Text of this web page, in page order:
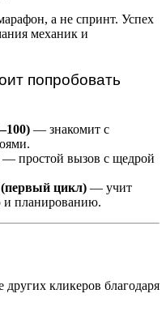
а не спринт. Успех
механик и
попробовать
— знакомит с
— простой вызов с щедрой
(первый цикл) — учит
и планированию.
других кликеров благодаря